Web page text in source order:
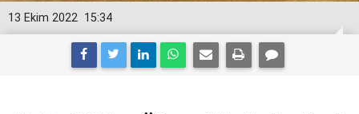
15:34
13 Ekim 2022